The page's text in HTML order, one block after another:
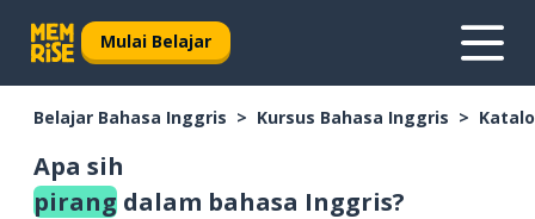
Mulai Belajar
Belajar Bahasa Inggris Kursus Bahasa Inggris
Apa sih
pirang dalam bahasa Inggris?